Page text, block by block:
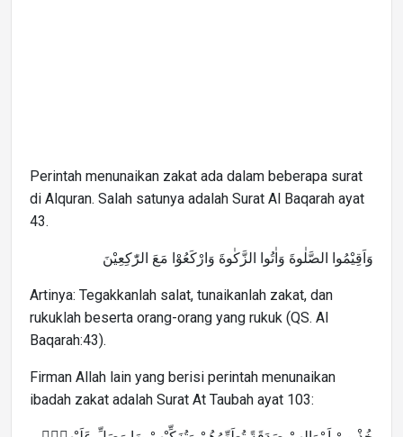
Perintah menunaikan zakat ada dalam beberapa surat
di Alquran. Salah satunya adalah Surat Al Baqarah ayat
43.
وَاَقِيْمُوا الصَّلٰوةَ وَاٰتُوا الزَّكٰوةَ وَارْكَعُوْا مَعَ الرّٰكِعِيْنَ
Artinya: Tegakkanlah salat, tunaikanlah zakat, dan
rukuklah beserta orang-orang yang rukuk (QS. Al
Baqarah:43).
Firman Allah lain yang berisi perintah menunaikan
ibadah zakat adalah Surat At Taubah ayat 103: